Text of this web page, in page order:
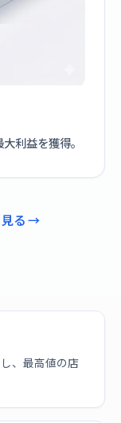
利益を獲得。
見る →
、最高値の店